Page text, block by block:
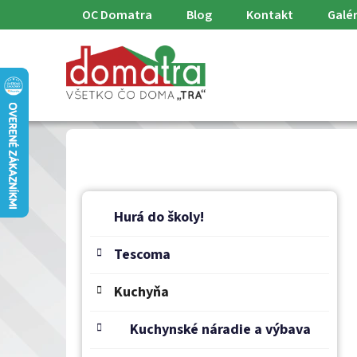
na
OC Domatra Blog Kontakt
B
Preskočiť
kategórie
K
Hurá do školy!
Tescoma
Kuchyňa
Kuchynské náradie a výbava